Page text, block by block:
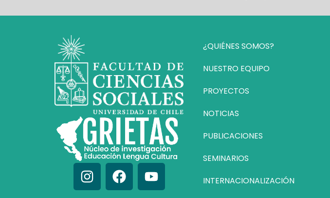
¿QUIÉNES SOMOS?
NUESTRO EQUIPO
PROYECTOS
NOTICIAS
PUBLICACIONES
SEMINARIOS
INTERNACIONALIZACIÓN